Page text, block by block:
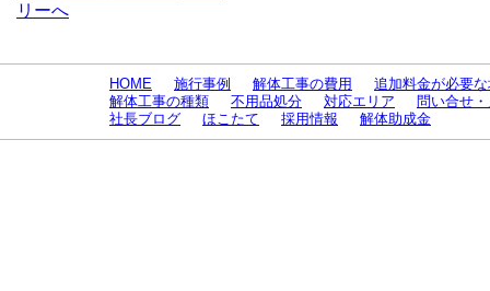
リーへ
HOME 施行事例 解体工事の費用
追加料金が必要
解体工事の種類
不用品処分 対応エリア
問い合せ
社長ブログ
ほこたて 採用情報 解体助成金